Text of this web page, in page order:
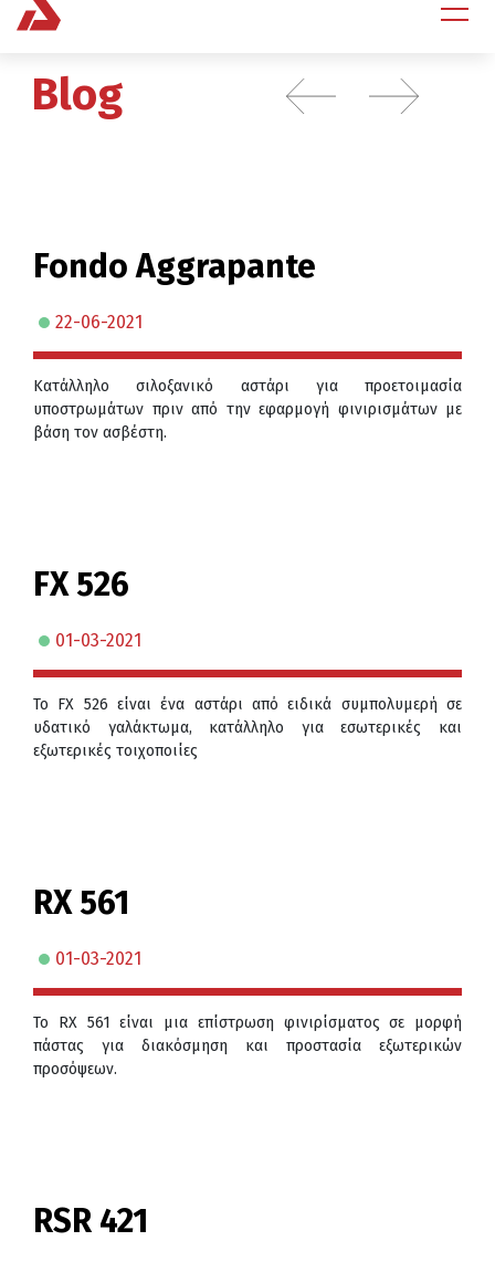
Blog
Fondo Aggrapante
22-06-2021
Κατάλληλο σιλοξανικό αστάρι για προετοιμασία
υποστρωμάτων πριν από την εφαρμογή φινιρισμάτων με
βάση τον ασβέστη.
FX 526
01-03-2021
Το FX 526 είναι ένα αστάρι από ειδικά συμπολυμερή σε
υδατικό γαλάκτωμα, κατάλληλο για εσωτερικές και
εξωτερικές τοιχοποιίες
RX 561
01-03-2021
Το RX 561 είναι μια επίστρωση φινιρίσματος σε μορφή
πάστας για διακόσμηση και προστασία εξωτερικών
προσόψεων.
RSR 421